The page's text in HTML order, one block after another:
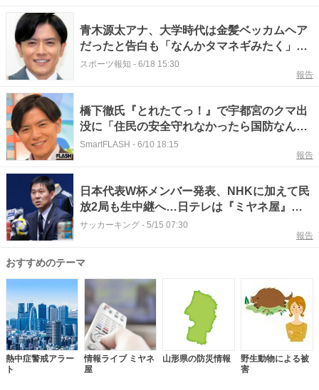
青木源太アナ、大学時代は金髪ベッカムヘア
だったと告白も「なんかタマネギみたく」…
「旬感ＬＩＶＥ とれたてっ！ 」
スポーツ報知 - 6/18 15:30
報告
橋下徹氏『とれたてっ！』で宇都宮のクマ出
没に「住民の安全守れなかったら国防なんて
できない」安全保障への強引言及に疑問の声
SmartFLASH - 6/10 18:15
報告
日本代表W杯メンバー発表、NHKに加えて民
放2局も生中継へ…日テレは『ミヤネ屋』フ
ジは『旬感LIVEとれたてっ！』内で放送
サッカーキング - 5/15 07:30
報告
おすすめのテーマ
熱中症警戒アラー
ト
情報ライブ ミヤネ
屋
山形県の防災情報
野生動物による被
害